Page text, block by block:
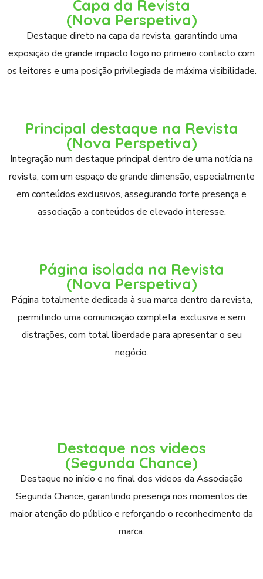
Capa da Revista
(Nova Perspetiva)
Destaque direto na capa da revista, garantindo uma
exposição de grande impacto logo no primeiro contacto com
os leitores e uma posição privilegiada de máxima visibilidade.
Principal destaque na Revista
(Nova Perspetiva)
Integração num destaque principal dentro de uma notícia na
revista, com um espaço de grande dimensão, especialmente
em conteúdos exclusivos, assegurando forte presença e
associação a conteúdos de elevado interesse.
Página isolada na Revista
(Nova Perspetiva)
Página totalmente dedicada à sua marca dentro da revista,
permitindo uma comunicação completa, exclusiva e sem
distrações, com total liberdade para apresentar o seu
negócio.
Destaque nos videos
(Segunda Chance)
Destaque no início e no final dos vídeos da Associação
Segunda Chance, garantindo presença nos momentos de
maior atenção do público e reforçando o reconhecimento da
marca.